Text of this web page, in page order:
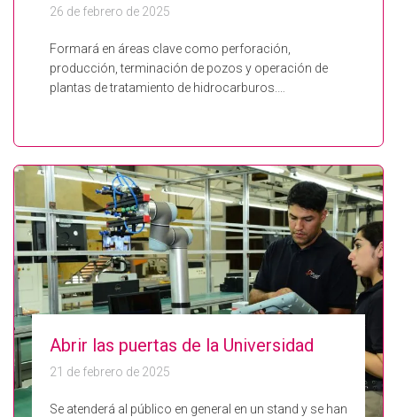
26 de febrero de 2025
Formará en áreas clave como perforación,
producción, terminación de pozos y operación de
plantas de tratamiento de hidrocarburos.…
Abrir las puertas de la Universidad
21 de febrero de 2025
Se atenderá al público en general en un stand y se han